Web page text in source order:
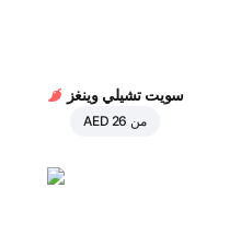
سويت تشيلي وينغز
من AED 26